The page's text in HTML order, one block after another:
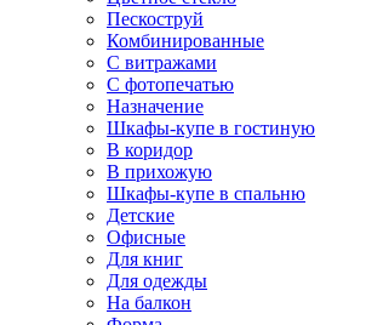
Пескоструй
Комбинированные
С витражами
С фотопечатью
Назначение
Шкафы-купе в гостиную
В коридор
В прихожую
Шкафы-купе в спальню
Детские
Офисные
Для книг
Для одежды
На балкон